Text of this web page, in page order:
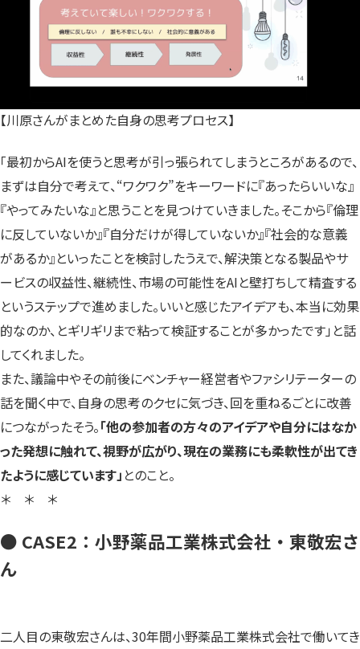
【川原さんがまとめた自身の思考プロセス】
「最初からAIを使うと思考が引っ張られてしまうところがあるので、
まずは自分で考えて、“ワクワク”をキーワードに『あったらいいな』
『やってみたいな』と思うことを見つけていきました。そこから『倫理
に反していないか』『自分だけが得していないか』『社会的な意義
があるか』といったことを検討したうえで、解決策となる製品やサ
ービスの収益性、継続性、市場の可能性をAIと壁打ちして精査する
というステップで進めました。いいと感じたアイデアも、本当に効果
的なのか、とギリギリまで粘って検証することが多かったです」と話
してくれました。
また、議論中やその前後にベンチャー経営者やファシリテーターの
話を聞く中で、自身の思考のクセに気づき、回を重ねるごとに改善
につながったそう。「他の参加者の方々のアイデアや自分にはなか
った発想に触れて、視野が広がり、現在の業務にも柔軟性が出てき
たように感じています」 とのこと。
＊ ＊ ＊
● CASE2：小野薬品工業株式会社・東敬宏さ
ん
二人目の東敬宏さんは、30年間小野薬品工業株式会社で働いてき